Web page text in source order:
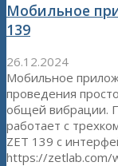
Мобильное
139
26.12.2024
Мобильное
проведения
общей вибрации.
работает с
ZET 139 с
https://zetlab.com/